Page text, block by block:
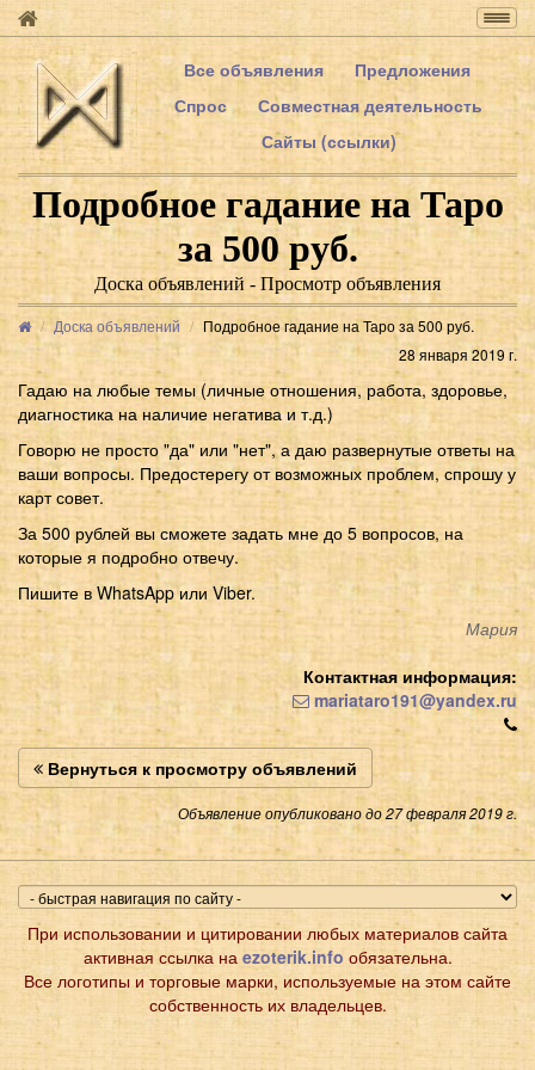
Все объявления
Предложения
Спрос
Совместная деятельность
Сайты (ссылки)
Подробное гадание на Таро
за 500 руб.
Доска объявлений - Просмотр объявления
Доска объявлений
Подробное гадание на Таро за 500 руб.
28 января 2019 г.
Гадаю на любые темы (личные отношения, работа, здоровье,
диагностика на наличие негатива и т.д.)
Говорю не просто "да" или "нет", а даю развернутые ответы на
ваши вопросы. Предостерегу от возможных проблем, спрошу у
карт совет.
За 500 рублей вы сможете задать мне до 5 вопросов, на
которые я подробно отвечу.
Пишите в WhatsApp или Viber.
Мария
Контактная информация:
mariataro191@yandex.ru
Вернуться к просмотру объявлений
Объявление опубликовано до 27 февраля 2019 г.
При использовании и цитировании любых материалов сайта
активная ссылка на ezoterik.info обязательна.
Все логотипы и торговые марки, используемые на этом сайте
собственность их владельцев.